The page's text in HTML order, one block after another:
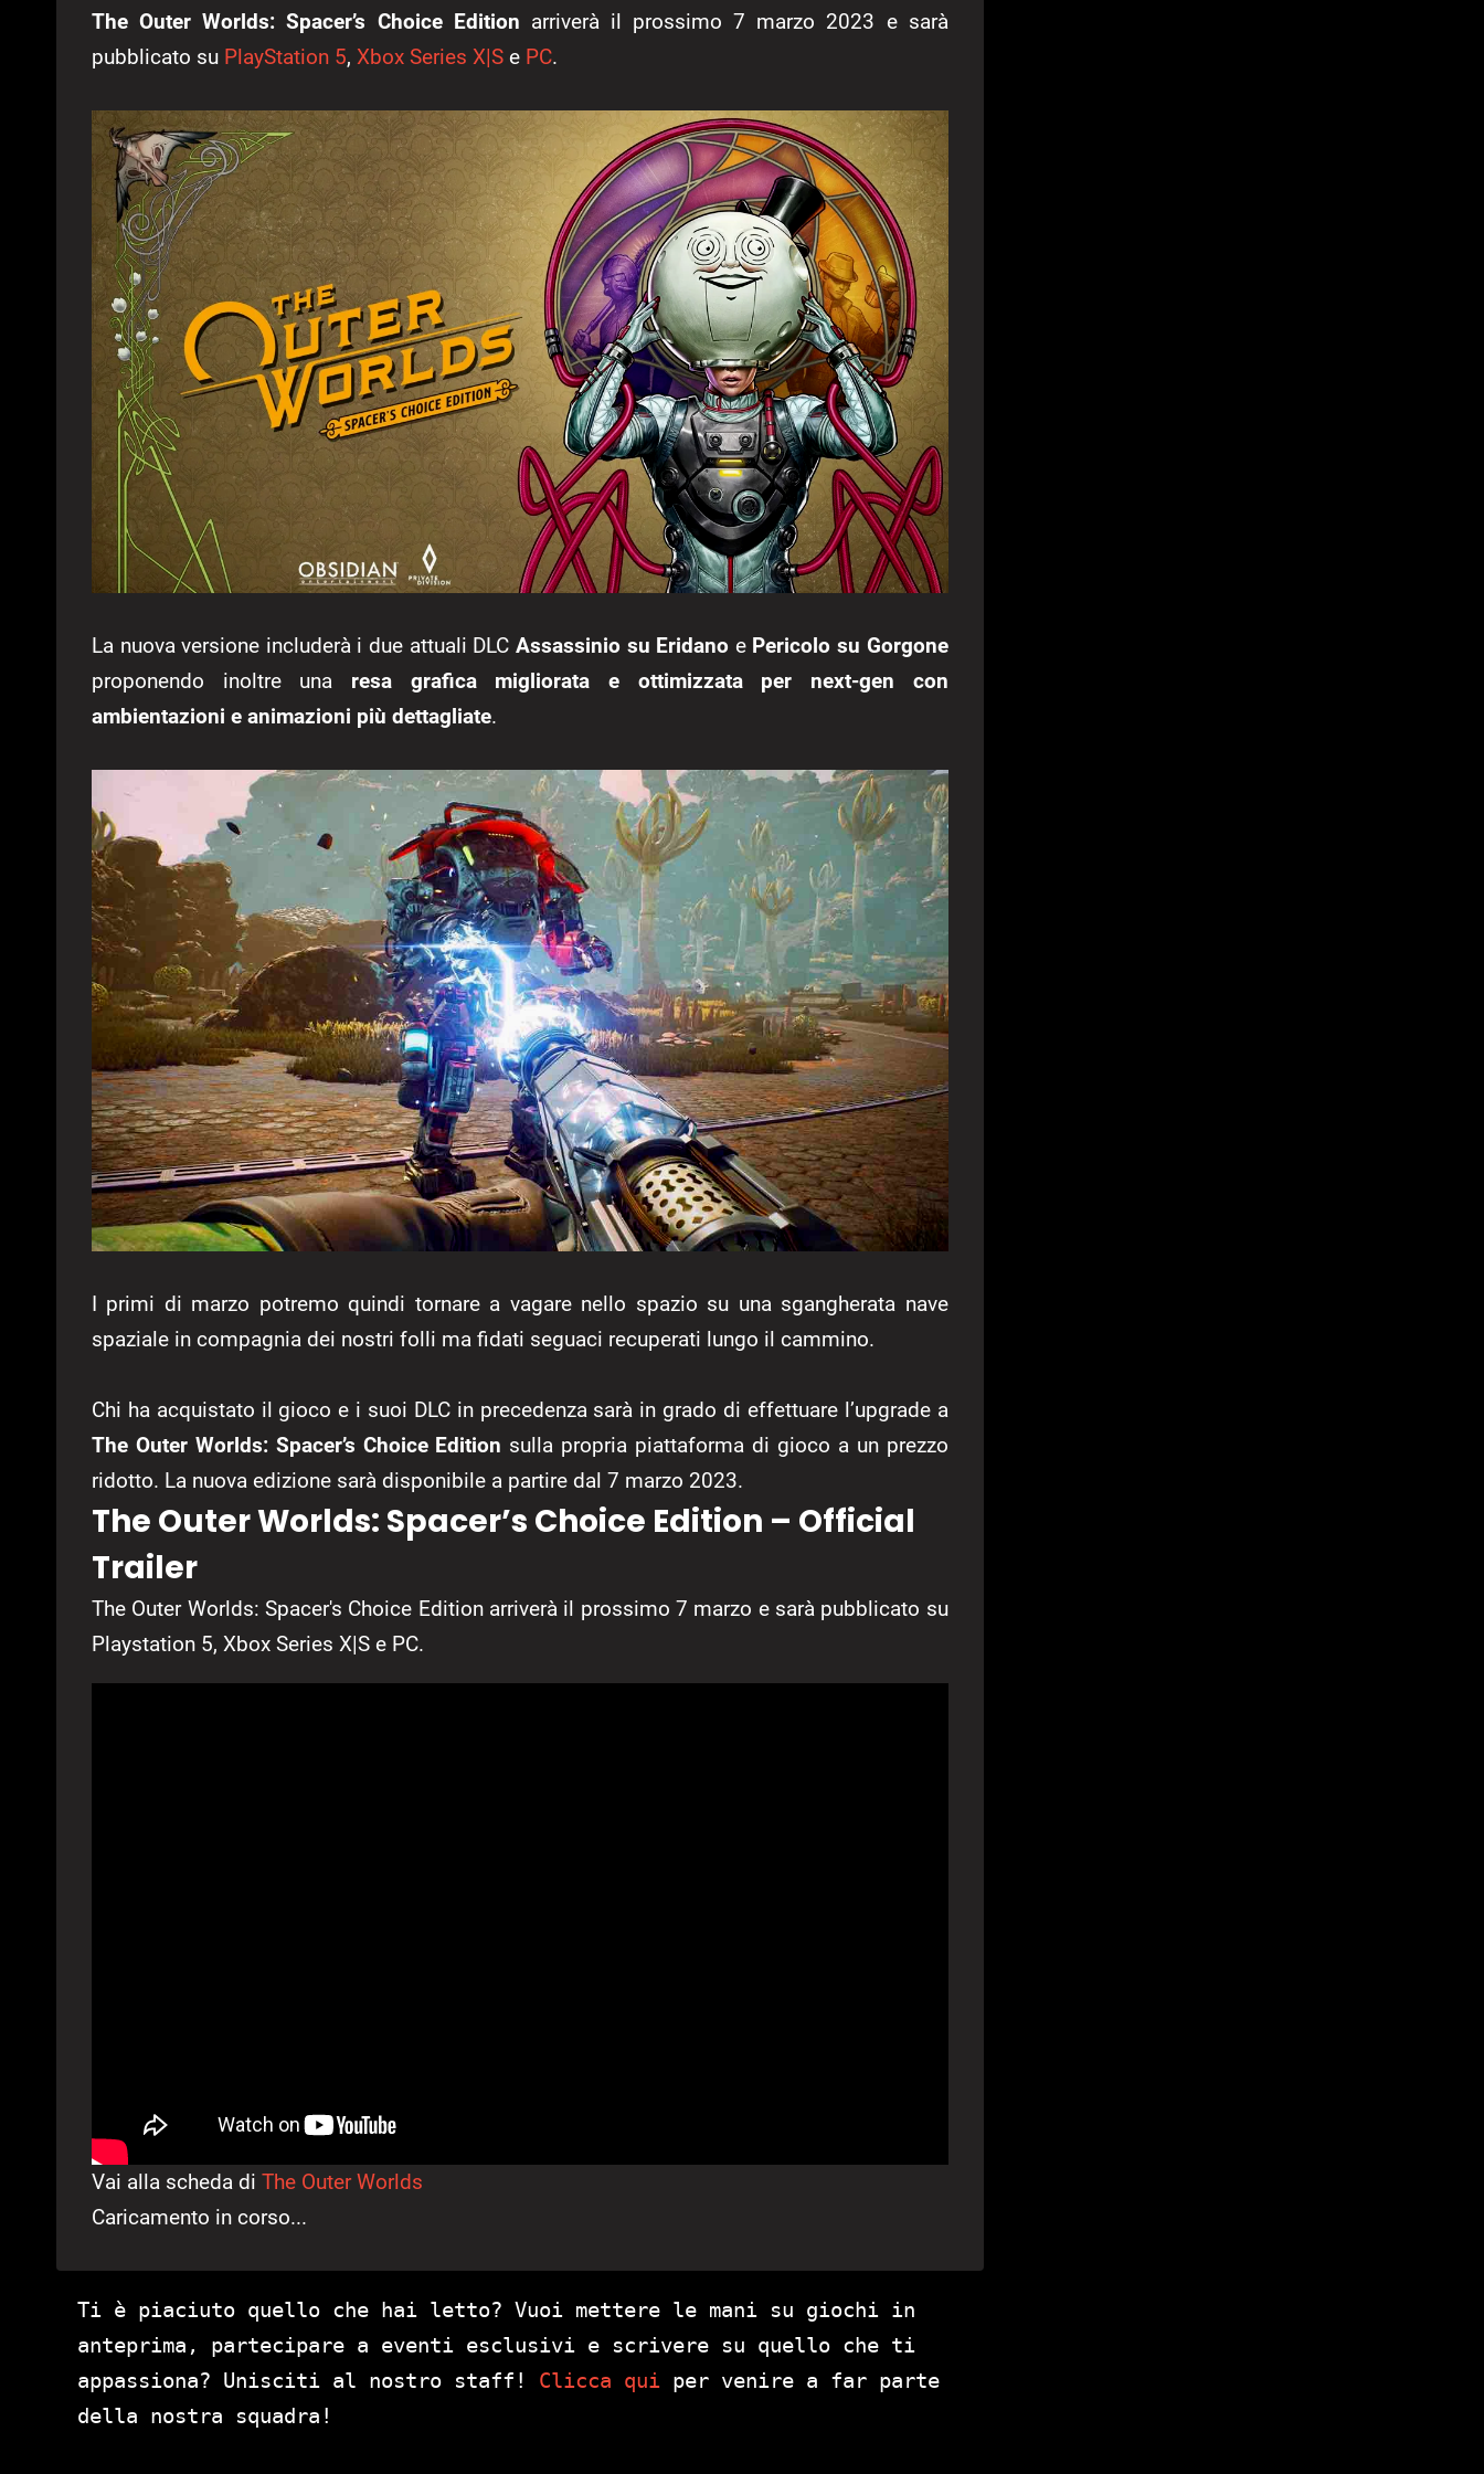
The Outer Worlds: Spacer’s Choice Edition arriverà il prossimo 7 marzo 2023 e sarà
pubblicato su PlayStation 5, Xbox Series X|S e PC.
La nuova versione includerà i due attuali DLC Assassinio su Eridano e Pericolo su Gorgone
proponendo inoltre una resa grafica migliorata e ottimizzata per next-gen con
ambientazioni e animazioni più dettagliate.
I primi di marzo potremo quindi tornare a vagare nello spazio su una sgangherata nave
spaziale in compagnia dei nostri folli ma fidati seguaci recuperati lungo il cammino.
Chi ha acquistato il gioco e i suoi DLC in precedenza sarà in grado di effettuare l’upgrade a
The Outer Worlds: Spacer’s Choice Edition sulla propria piattaforma di gioco a un prezzo
ridotto. La nuova edizione sarà disponibile a partire dal 7 marzo 2023.
The Outer Worlds: Spacer’s Choice Edition – Official
Trailer
The Outer Worlds: Spacer's Choice Edition arriverà il prossimo 7 marzo e sarà pubblicato su
Playstation 5, Xbox Series X|S e PC.
Vai alla scheda di The Outer Worlds
Caricamento in corso...
Ti è piaciuto quello che hai letto? Vuoi mettere le mani su giochi in
anteprima, partecipare a eventi esclusivi e scrivere su quello che ti
appassiona? Unisciti al nostro staff! Clicca qui per venire a far parte
della nostra squadra!